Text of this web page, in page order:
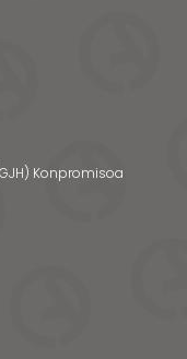
Konpromisoa